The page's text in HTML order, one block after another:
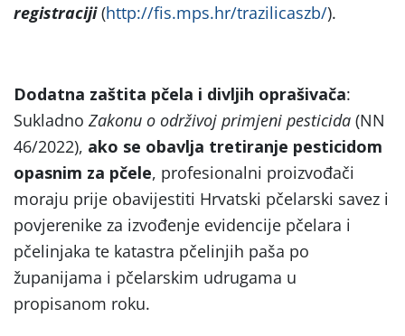
registraciji(http://fis.mps.hr/trazilicaszb/).
Dodatna zaštita pčela i divljih oprašivača:
Sukladno Zakonu o održivoj primjeni pesticida (NN
46/2022), ako se obavlja tretiranje pesticidom
opasnim za pčele, profesionalni proizvođači
moraju prije obavijestiti Hrvatski pčelarski savez i
povjerenike za izvođenje evidencije pčelara i
pčelinjaka te katastra pčelinjih paša po
županijama i pčelarskim udrugama u
propisanom roku.